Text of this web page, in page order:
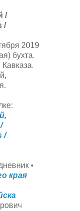
/
/
2019
бухта,
/
•
края